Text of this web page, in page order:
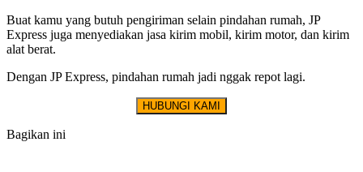
Buat kamu yang butuh pengiriman selain pindahan rumah, JP
Express juga menyediakan jasa kirim mobil, kirim motor, dan kirim
alat berat.
Dengan JP Express, pindahan rumah jadi nggak repot lagi.
HUBUNGI KAMI
Bagikan ini